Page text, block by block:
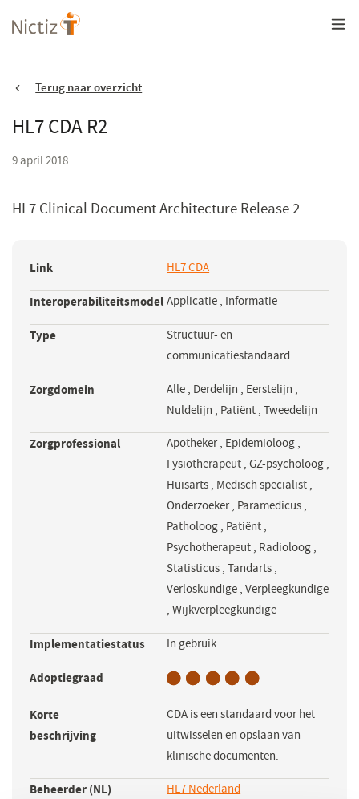
Overslaan
en
gaanTerug naar overzicht
HL7 CDA R2
9 april 2018
HL7 Clinical Document Architecture Release 2
Link HL7 CDA
in
een
nieuw
venster)
Interoperabiliteitsmodel Applicatie , Informatie
Type
Structuur- en
communicatiestandaard
Zorgdomein Alle , Derdelijn , Eerstelijn ,
Nuldelijn , Patiënt ,Tweedelijn
Zorgprofessional Apotheker , Epidemioloog ,
Fysiotherapeut ,GZ-psycholoog ,
Huisarts , Medisch specialist ,
Onderzoeker , Paramedicus ,
Patholoog , Patiënt ,
Psychotherapeut , Radioloog ,
Statisticus ,Tandarts ,
Verloskundige ,Verpleegkundige
,Wijkverpleegkundige
Implementatiestatus In gebruik
Adoptiegraad
Korte
beschrijving
CDA is een standaard voor het
uitwisselen en opslaan van
klinische documenten.
Beheerder (NL) HL7 Nederland